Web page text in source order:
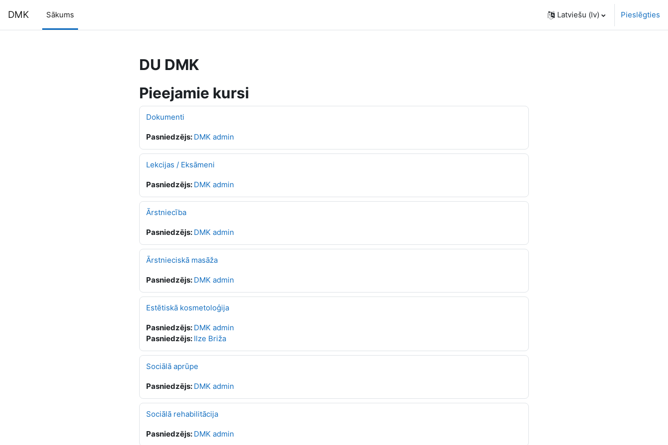
DMK Sākums Latviešu ‎(lv)‎ Pieslēgties
DU DMK
Pieejamie kursi
Dokumenti
Pasniedzējs: DMK admin
Lekcijas / Eksāmeni
Pasniedzējs: DMK admin
Ārstniecība
Pasniedzējs: DMK admin
Ārstnieciskā masāža
Pasniedzējs: DMK admin
Estētiskā kosmetoloģija
Pasniedzējs: DMK admin
Pasniedzējs: Ilze Briža
Sociālā aprūpe
Pasniedzējs: DMK admin
Sociālā rehabilitācija
Pasniedzējs: DMK admin